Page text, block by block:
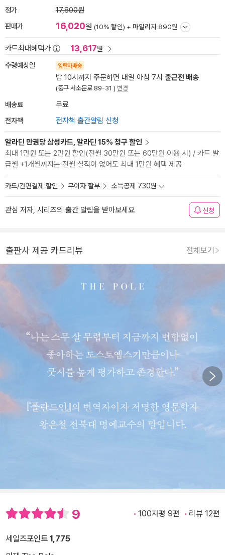
정가 17,800원
판매가 16,020원 (10% 할인) + 마일리지 890원
카드최대혜택가 13,617원
수령예상일 양탄자배송
밤 10시까지 주문하면 내일 아침 7시 출근전 배송
(중구 서소문로 89-31 ) 변경
배송료 무료
전자책 전자책 출간알림 신청
알라딘 만권당 삼성카드, 알라딘 15% 청구 할인
최대 1만원 또는 2만원 할인(전월 30만원 또는 60만원 이용 시) / 카드 발
급월 +1개월까지는 전월 실적이 없어도 최대 1만원 혜택 제공
카드/간편결제 할인 무이자 할부 소득공제 730원
관심 저자, 시리즈의 출간 알림을 받아보세요 신청
출판사 제공 카드리뷰 전체보기
9 100자평 9편 리뷰 12편
세일즈포인트 1,775